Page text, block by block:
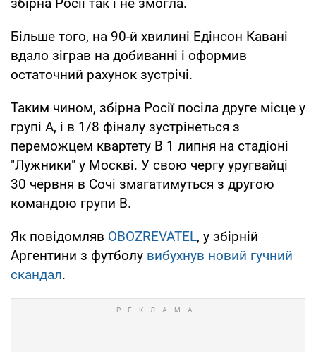
збірна Росії так і не змогла.
Більше того, на 90-й хвилині Едінсон Кавані
вдало зіграв на добиванні і оформив
остаточний рахунок зустрічі.
Таким чином, збірна Росії посіла друге місце у
групі А, і в 1/8 фіналу зустрінеться з
переможцем квартету В 1 липня на стадіоні
"Лужники" у Москві. У свою чергу уругвайці
30 червня в Сочі змагатимуться з другою
командою групи В.
Як повідомляв OBOZREVATEL, у збірній
Аргентини з футболу вибухнув новий гучний
скандал.